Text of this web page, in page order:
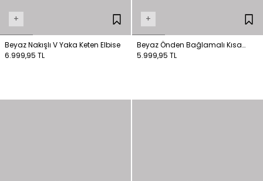
+
Beyaz Nakışlı V Yaka Keten Elbise
6.999,95 TL
+
Beyaz Önden Bağlamalı Kısa
Kollu Ebise
5.999,95 TL